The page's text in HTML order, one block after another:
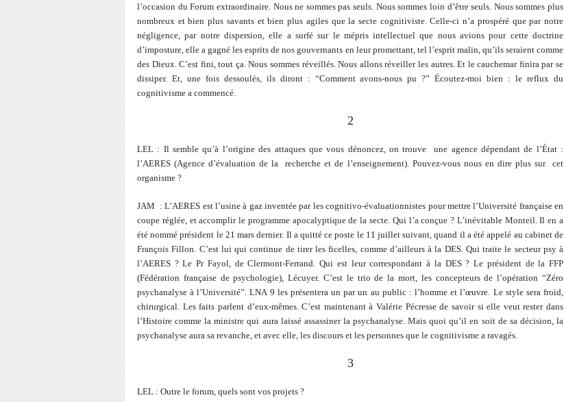
l’occasion du Forum extraordinaire. Nous ne sommes pas seuls. Nous sommes loin d’être seuls. Nous sommes plus
nombreux et bien plus savants et bien plus agiles que la secte cognitiviste. Celle-ci n’a prospéré que par notre
négligence, par notre dispersion, elle a surfé sur le mépris intellectuel que nous avions pour cette doctrine
d’imposture, elle a gagné les esprits de nos gouvernants en leur promettant, tel l’esprit malin, qu’ils seraient comme
des Dieux. C’est fini, tout ça. Nous sommes réveillés. Nous allons réveiller les autres. Et le cauchemar finira par se
dissiper. Et, une fois dessoulés, ils diront : “Comment avons-nous pu ?” Écoutez-moi bien : le reflux du
cognitivisme a commencé.
2
LEL : Il semble qu’à l’origine des attaques que vous dénoncez, on trouve une agence dépendant de l’État :
l’AERES (Agence d’évaluation de la recherche et de l’enseignement). Pouvez-vous nous en dire plus sur cet
organisme ?
JAM : L’AERES est l’usine à gaz inventée par les cognitivo-évaluationnistes pour mettre l’Université française en
coupe réglée, et accomplir le programme apocalyptique de la secte. Qui l’a conçue ? L’inévitable Monteil. Il en a
été nommé président le 21 mars dernier. Il a quitté ce poste le 11 juillet suivant, quand il a été appelé au cabinet de
François Fillon. C’est lui qui continue de tirer les ficelles, comme d’ailleurs à la DES. Qui traite le secteur psy à
l’AERES ? Le Pr Fayol, de Clermont-Ferrand. Qui est leur correspondant à la DES ? Le président de la FFP
(Fédération française de psychologie), Lécuyer. C’est le trio de la mort, les concepteurs de l’opération “Zéro
psychanalyse à l’Université”. LNA 9 les présentera un par un au public : l’homme et l’œuvre. Le style sera froid,
chirurgical. Les faits parlent d’eux-mêmes. C’est maintenant à Valérie Pécresse de savoir si elle veut rester dans
l’Histoire comme la ministre qui aura laissé assassiner la psychanalyse. Mais quoi qu’il en soit de sa décision, la
psychanalyse aura sa revanche, et avec elle, les discours et les personnes que le cognitivisme a ravagés.
3
LEL : Outre le forum, quels sont vos projets ?